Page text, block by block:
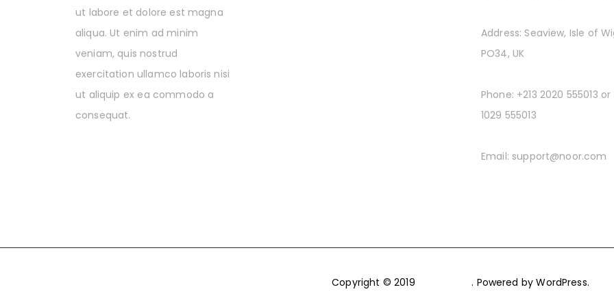
ut labore et dolore est magna
aliqua. Ut enim ad minim
veniam, quis nostrud
exercitation ullamco laboris nisi
ut aliquip ex ea commodo a
consequat.
Address: Seaview, Isle of
PO34, UK
Phone: +213 2020 555013 or
1029 555013
Email: support@noor.com
Copyright © 2019 . Powered by WordPress.